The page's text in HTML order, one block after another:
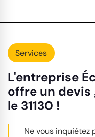
Services
L'entreprise
offre un devis
le 31130 !
Ne vous inquiétez